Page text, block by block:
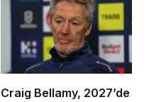
Craig Bellamy, 2027’de